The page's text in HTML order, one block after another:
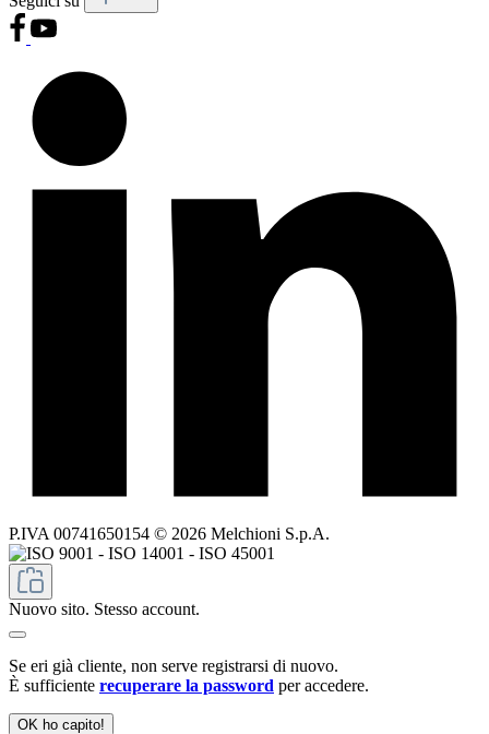
P.IVA 00741650154 © 2026 Melchioni S.p.A.
Nuovo sito. Stesso account.
Se eri già cliente, non serve registrarsi di nuovo.
È sufficiente recuperare la password per accedere.
OK ho capito!